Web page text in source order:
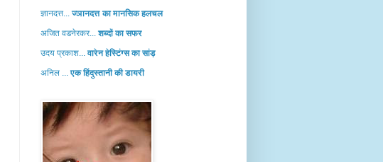
ज्ञानदत्त... ज्ञानदत्त का मानसिक हलचल
अजित वडनेरकर... शब्दों का सफर
उदय प्रकाश... वारेन हेस्टिंग्स का सांड़
अनिल ... एक हिंदुस्तानी की डायरी